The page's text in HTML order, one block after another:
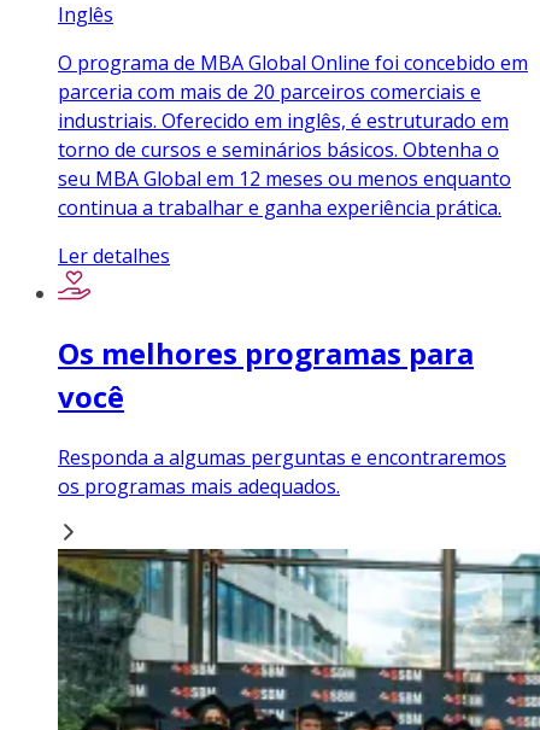
Inglês
O programa de MBA Global Online foi concebido em
parceria com mais de 20 parceiros comerciais e
industriais. Oferecido em inglês, é estruturado em
torno de cursos e seminários básicos. Obtenha o
seu MBA Global em 12 meses ou menos enquanto
continua a trabalhar e ganha experiência prática.
Ler detalhes
Os melhores programas para
você
Responda a algumas perguntas e encontraremos
os programas mais adequados.